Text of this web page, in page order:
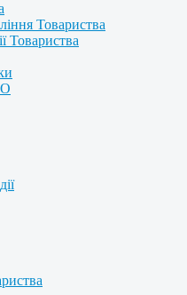
Товариства
Товариства